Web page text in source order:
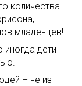
количества
младенцев!
иногда дети
– не из